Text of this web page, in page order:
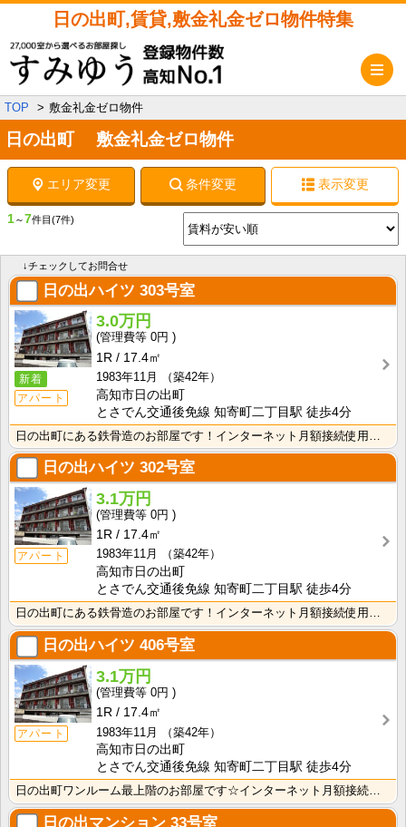
日の出町,賃貸,敷金礼金ゼロ物件特集
TOP 敷金礼金ゼロ物件
日の出町 敷金礼金ゼロ物件
エリア変更 条件変更 表示変更
1～7件目 (7件)
↓チェックしてお問合せ
日の出ハイツ 303号室
新着
アパート
3.0万円
0円
1R
17.4㎡
1983年11月
（築42年）
高知市日の出町
とさでん交通後免線 知寄町二丁目駅 徒歩4分
日の出町にある鉄骨造のお部屋です！インターネット月額接続使用無料なので、月々の生活費の節約にもなりま･･･
日の出ハイツ 302号室
アパート
3.1万円
0円
1R
17.4㎡
1983年11月
（築42年）
高知市日の出町
とさでん交通後免線 知寄町二丁目駅 徒歩4分
日の出町にある鉄骨造のお部屋です！インターネット月額接続使用無料なので、月々の生活費の節約にもなりま･･･
日の出ハイツ 406号室
アパート
3.1万円
0円
1R
17.4㎡
1983年11月
（築42年）
高知市日の出町
とさでん交通後免線 知寄町二丁目駅 徒歩4分
日の出町ワンルーム最上階のお部屋です☆インターネット月額接続使用無料なので、月々の生活費の節約にもな･･･
日の出マンション 33号室